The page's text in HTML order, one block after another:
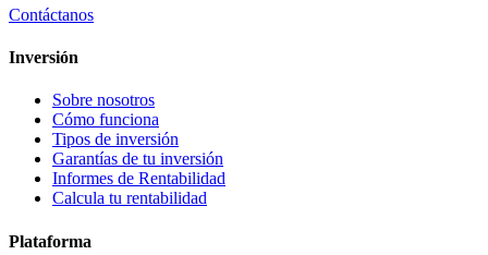
Contáctanos
Inversión
Sobre nosotros
Cómo funciona
Tipos de inversión
Garantías de tu inversión
Informes de Rentabilidad
Calcula tu rentabilidad
Plataforma